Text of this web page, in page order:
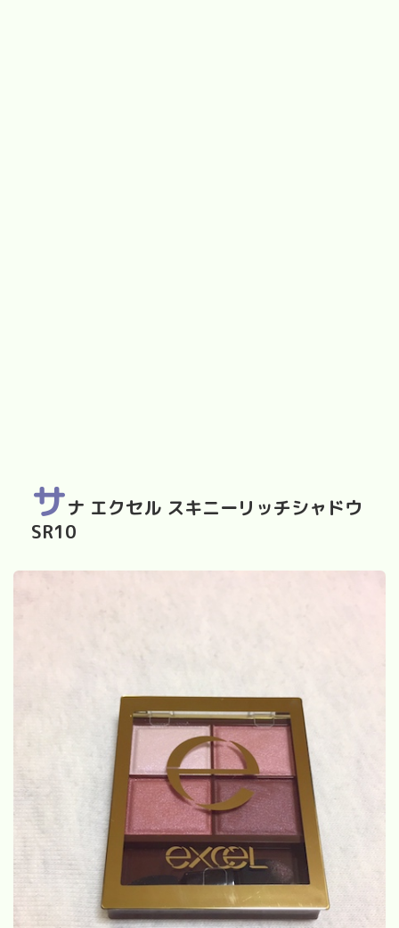
サナ エクセル スキニーリッチシャドウ
SR10